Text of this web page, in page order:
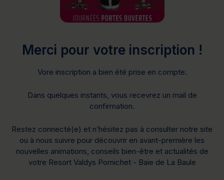
Merci pour votre inscription !
Vore inscription a bien été prise en compte.
Dans quelques instants, vous recevrez un mail de
confirmation.
Restez connecté(e) et n’hésitez pas à consulter notre site
ou à nous suivre pour découvrir en avant-première les
nouvelles animations, conseils bien-être et actualités de
votre Resort Valdys Pornichet - Baie de La Baule